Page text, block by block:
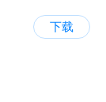
下载